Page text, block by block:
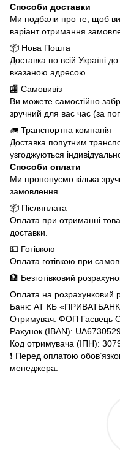
Способи доставки
Ми подбали про те, щоб
варіант отримання
📦 Нова Пошта
Доставка по всій Україні
вказаною адресою.
🏬 Самовивіз
Ви можете самостійно
зручний для вас час (за
🚛 Транспортна компанія
Доставка попутним
узгоджуються
Способи оплати
Ми пропонуємо кілька
замовлення.
📦 Післяплата
Оплата при отриманні
доставки.
💵 Готівкою
Оплата готівкою при
🏦 Безготівковий
Оплата на розрахунковий
Банк: АТ КБ
Отримувач: ФОП Гаєвець
Рахунок (IBAN):
Код отримувача (ІПН):
❗️ Перед оплатою
менеджера.